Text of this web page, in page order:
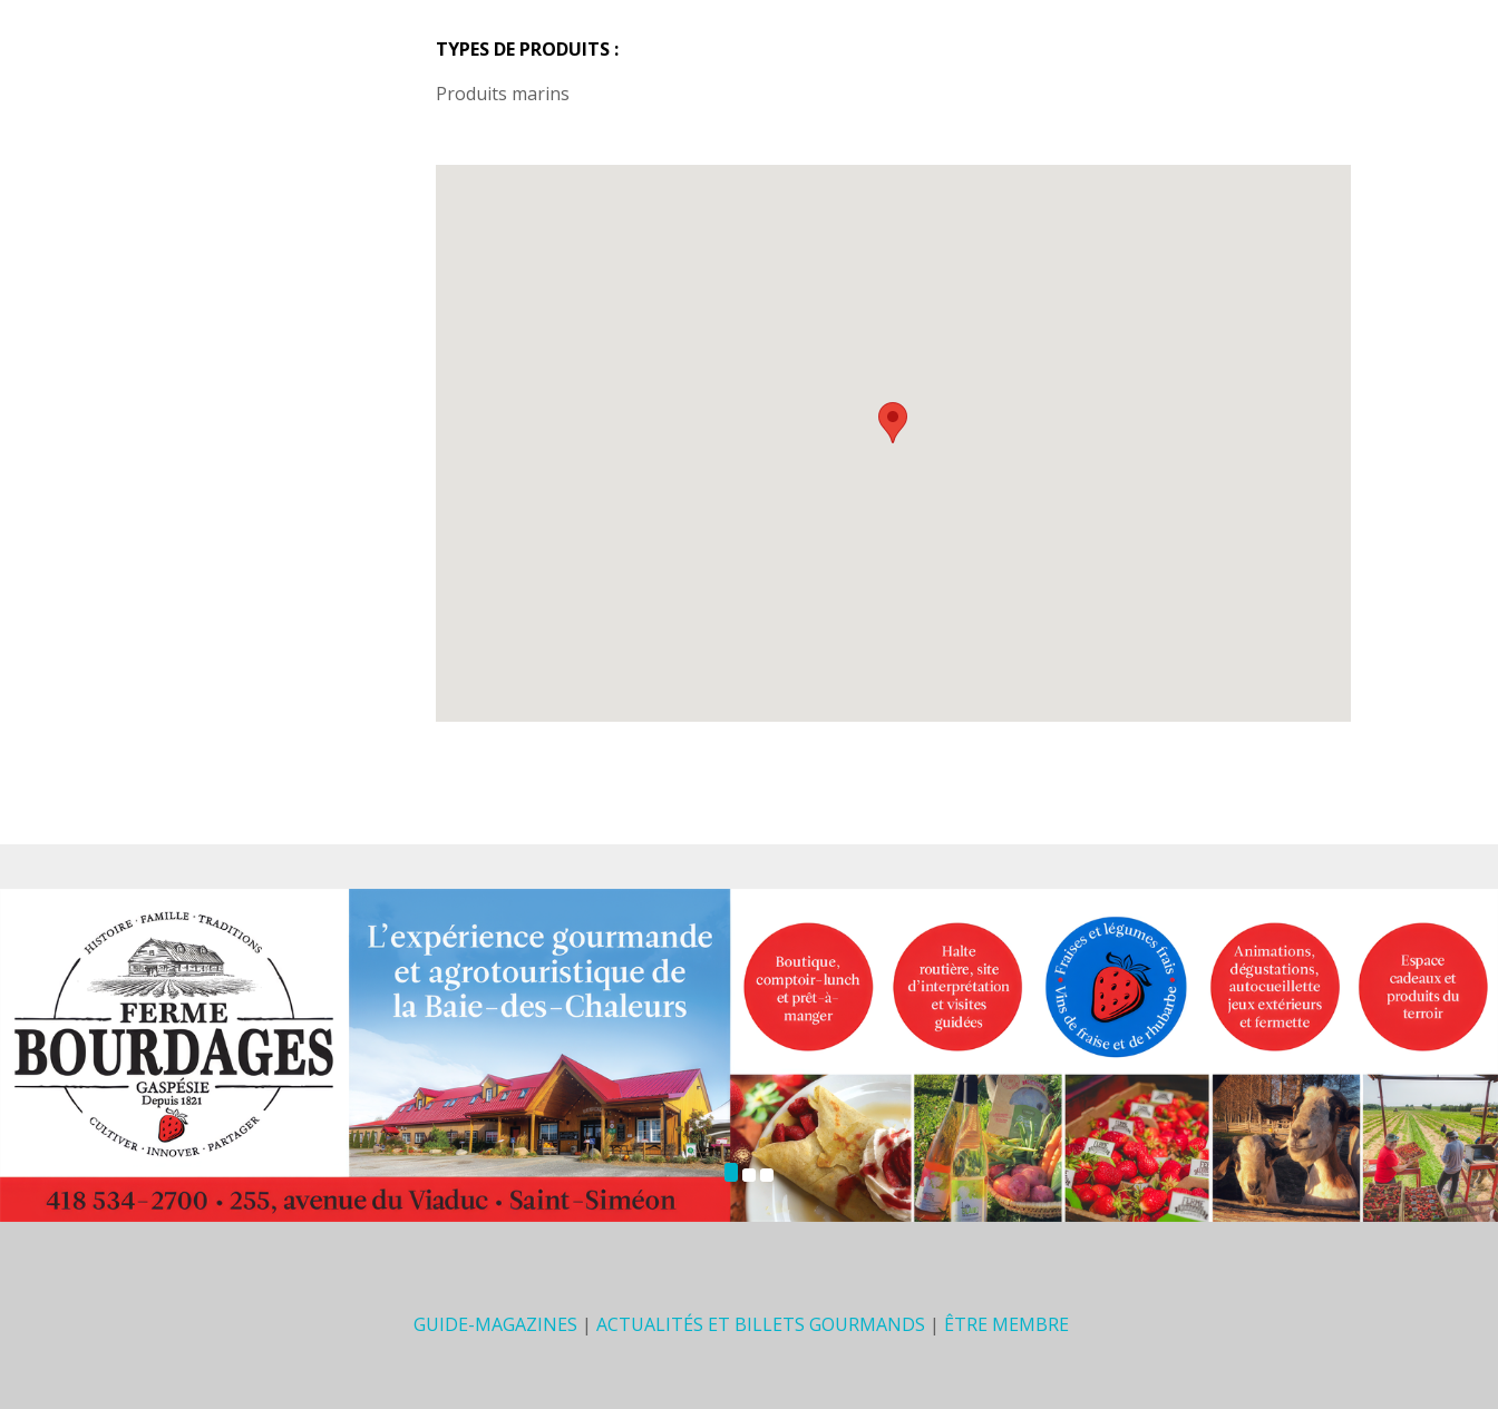
TYPES DE PRODUITS :
Produits marins
GUIDE-MAGAZINES | ACTUALITÉS ET BILLETS GOURMANDS | ÊTRE MEMBRE